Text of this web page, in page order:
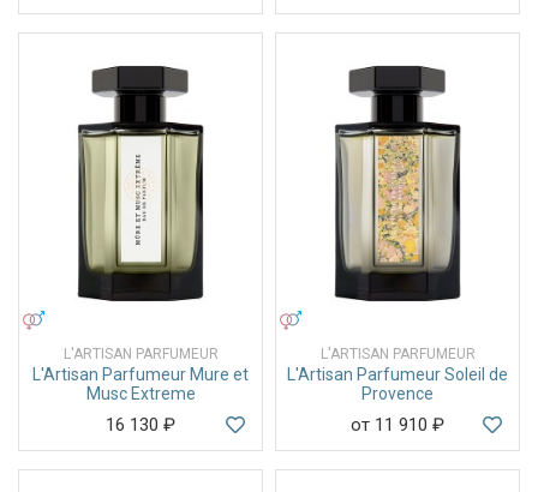
L'ARTISAN PARFUMEUR
L'Artisan Parfumeur Mure et
Musc Extreme
16 130 ₽
L'ARTISAN PARFUMEUR
L'Artisan Parfumeur Soleil de
Provence
от 11 910 ₽